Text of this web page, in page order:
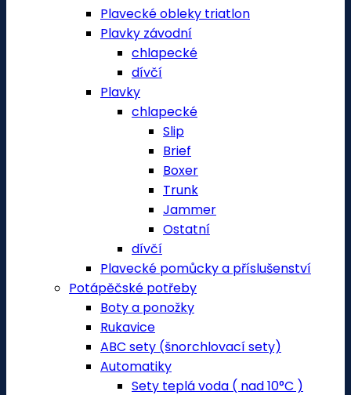
Plavecké obleky triatlon
Plavky závodní
chlapecké
dívčí
Plavky
chlapecké
Slip
Brief
Boxer
Trunk
Jammer
Ostatní
dívčí
Plavecké pomůcky a příslušenství
Potápěčské potřeby
Boty a ponožky
Rukavice
ABC sety (šnorchlovací sety)
Automatiky
Sety teplá voda ( nad 10°C )